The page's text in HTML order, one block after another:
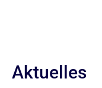
Aktuelles